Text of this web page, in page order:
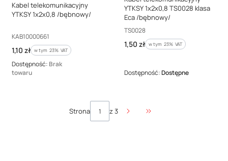
Kabel telekomunikacyjny
YTKSY 1x2x0,8 /bębnowy/
Kod producenta
KAB10000661
Cena brutto
1,10 zł w tym %s VAT
w tym 23% VAT
Dostępność: Brak
towaru
YTKSY 1x2x0,8 TS0028 klasa
Eca /bębnowy/
Kod producenta
TS0028
Cena brutto
1,50 zł w tym %s VAT
w tym 23% VAT
Dostępność:Dostępne
Strona z 3
Przejdź do ostatniej